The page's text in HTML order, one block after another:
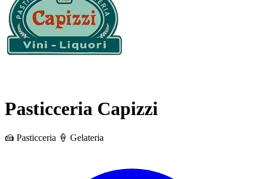
Pasticceria Capizzi
🍰 Pasticceria 🍦 Gelateria